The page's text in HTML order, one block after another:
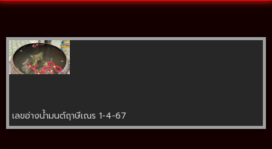
เลขอ่างน้ำมนต์ฤาษีเณร 1-4-67